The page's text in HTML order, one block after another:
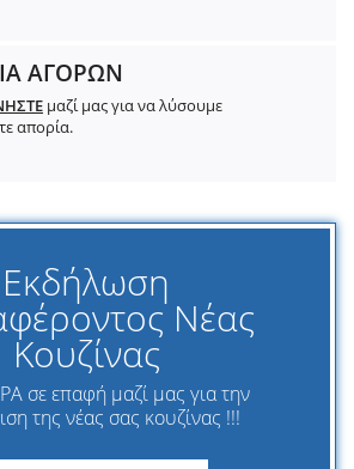
ΑΓΟΡΩΝ
μαζί μας για να λύσουμε
απορία.
Εκδήλωση
Νέας
Κουζίνας
σε επαφή μαζί μας για την
της νέας σας κουζίνας !!!